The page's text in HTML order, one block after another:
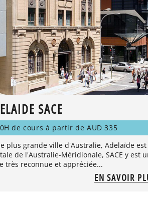
SACE
de cours à partir de AUD 335
plus grande ville d'Australie, Adelaïde est
de l'Australie-Méridionale, SACE y est
très reconnue et appréciée...
EN SAVOIR